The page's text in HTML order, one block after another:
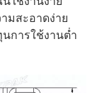
มสะอาดง่าย
การใช้งานต่ำ